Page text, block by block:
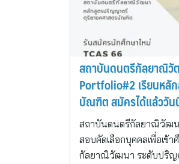
สถาบันดนตรีกัลยาณิวั
Portfolio#2 เรียนหลั
บัณฑิต สมัครได้แล้ววั
สถาบันดนตรีกัลยาณิวัฒน
สอบคัดเลือกบุคคลเพื่อเ
กัลยาณิวัฒนา ระดับปริ